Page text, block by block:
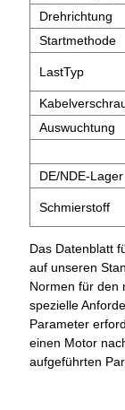
Drehrichtung
Startmethode
LastTyp
Auswuchtung
DE/NDE-Lager
Schmierstoff
Das Datenblatt
auf unseren
Normen für den
spezielle
Parameter
einen Motor
aufgeführten